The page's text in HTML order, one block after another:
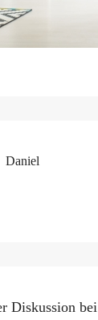
Daniel
Diskussion bei